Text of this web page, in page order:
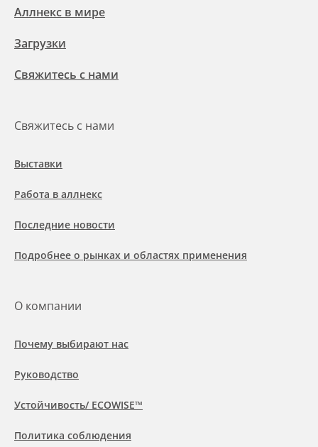
Аллнекс в мире
Загрузки
Свяжитесь с нами
Свяжитесь с нами
Выставки
Работа в аллнекс
Последние новости
Подробнее о рынках и областях применения
О компании
Почему выбирают нас
Руководство
Устойчивость/ ECOWISE™
Политика соблюдения